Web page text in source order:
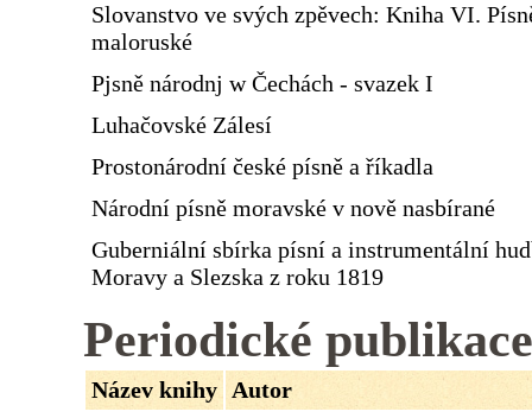
Slovanstvo ve svých zpěvech: Kniha VI.
maloruské
Pjsně národnj w Čechách - svazek I
Luhačovské Zálesí
Prostonárodní české písně a říkadla
Národní písně moravské v nově nasbírané
Guberniální sbírka písní a instrumentální
Moravy a Slezska z roku 1819
Periodické publikace
Název knihy Autor